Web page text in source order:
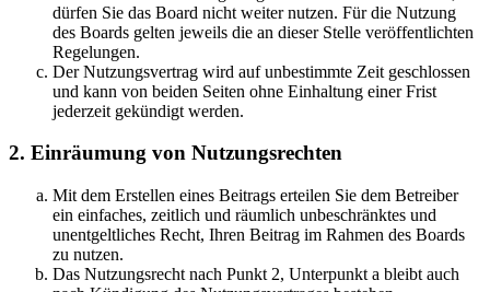
dürfen Sie das Board nicht weiter nutzen. Für die Nutzung
des Boards gelten jeweils die an dieser Stelle veröffentlichten
Regelungen.
Der Nutzungsvertrag wird auf unbestimmte Zeit geschlossen
und kann von beiden Seiten ohne Einhaltung einer Frist
jederzeit gekündigt werden.
2. Einräumung von Nutzungsrechten
Mit dem Erstellen eines Beitrags erteilen Sie dem Betreiber
ein einfaches, zeitlich und räumlich unbeschränktes und
unentgeltliches Recht, Ihren Beitrag im Rahmen des Boards
zu nutzen.
Das Nutzungsrecht nach Punkt 2, Unterpunkt a bleibt auch